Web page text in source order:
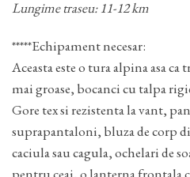
Lungime traseu: 11-12 km
*****Echipament necesar:
Aceasta este o tura alpina asa
mai groase, bocanci cu talpa
Gore tex si rezistenta la vant,
suprapantaloni, bluza de corp
caciula sau cagula, ochelari de